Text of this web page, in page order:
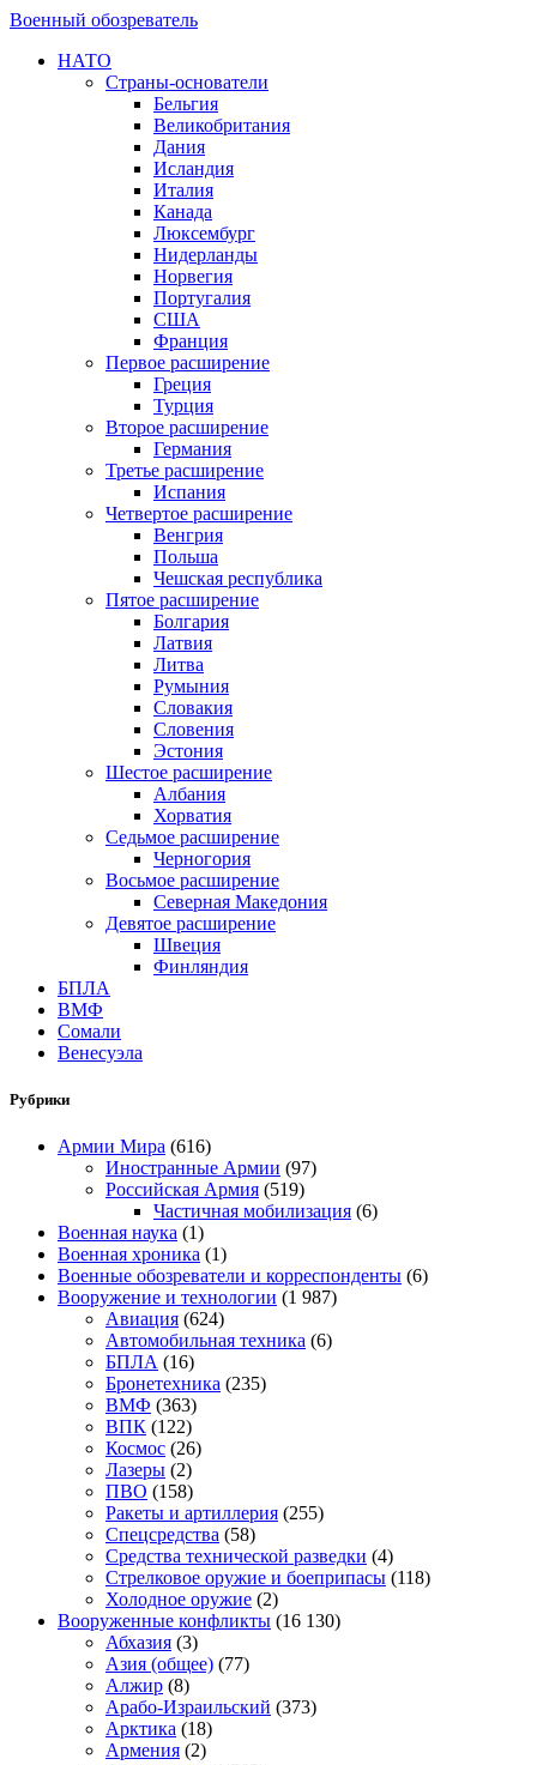
Военный обозреватель
НАТО
Страны-основатели
Бельгия
Великобритания
Дания
Исландия
Италия
Канада
Люксембург
Нидерланды
Норвегия
Португалия
США
Франция
Первое расширение
Греция
Турция
Второе расширение
Германия
Третье расширение
Испания
Четвертое расширение
Венгрия
Польша
Чешская республика
Пятое расширение
Болгария
Латвия
Литва
Румыния
Словакия
Словения
Эстония
Шестое расширение
Албания
Хорватия
Седьмое расширение
Черногория
Восьмое расширение
Северная Македония
Девятое расширение
Швеция
Финляндия
БПЛА
ВМФ
Сомали
Венесуэла
Рубрики
Армии Мира (616)
Иностранные Армии (97)
Российская Армия (519)
Частичная мобилизация (6)
Военная наука (1)
Военная хроника (1)
Военные обозреватели и корреспонденты (6)
Вооружение и технологии (1 987)
Авиация (624)
Автомобильная техника (6)
БПЛА (16)
Бронетехника (235)
ВМФ (363)
ВПК (122)
Космос (26)
Лазеры (2)
ПВО (158)
Ракеты и артиллерия (255)
Спецсредства (58)
Средства технической разведки (4)
Стрелковое оружие и боеприпасы (118)
Холодное оружие (2)
Вооруженные конфликты (16 130)
Абхазия (3)
Азия (общее) (77)
Алжир (8)
Арабо-Израильский (373)
Арктика (18)
Армения (2)